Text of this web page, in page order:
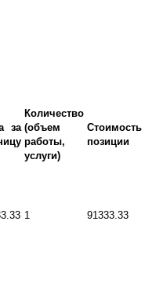
за
Количество
(объем
работы,
услуги)
Стоимость
позиции
1 91333.33